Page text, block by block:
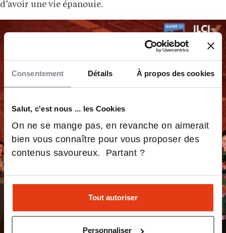
Consentement Détails À propos des cookies
Salut, c'est nous ... les Cookies
On ne se mange pas, en revanche on aimerait
bien vous connaître pour vous proposer des
contenus savoureux. Partant ?
Tout autoriser
Personnaliser
d’avoir une vie épanouie.